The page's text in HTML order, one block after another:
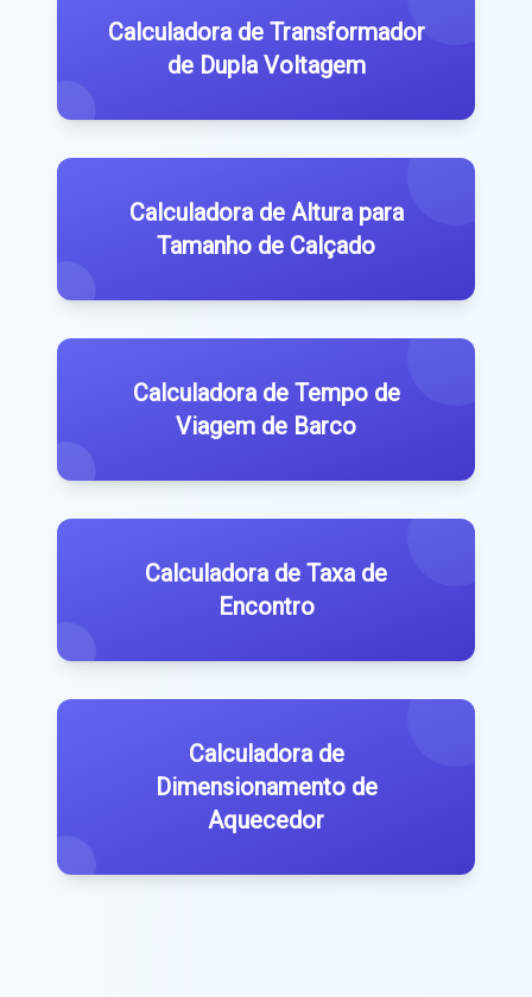
Calculadora de Transformador
de Dupla Voltagem
Calculadora de Altura para
Tamanho de Calçado
Calculadora de Tempo de
Viagem de Barco
Calculadora de Taxa de
Encontro
Calculadora de
Dimensionamento de
Aquecedor